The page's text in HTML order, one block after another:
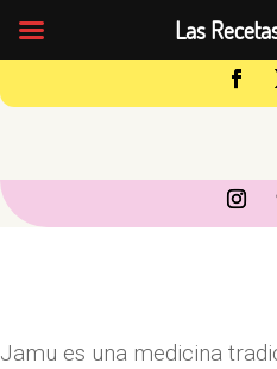
Jamu es una medicina
Las